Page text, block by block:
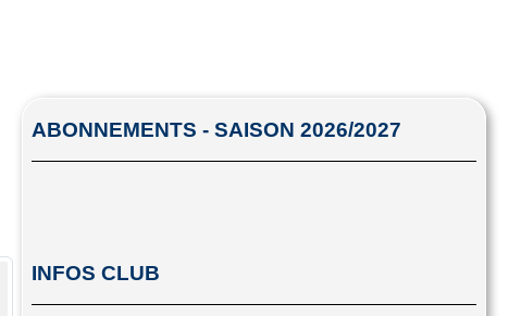
ABONNEMENTS - SAISON 2026/2027
INFOS CLUB